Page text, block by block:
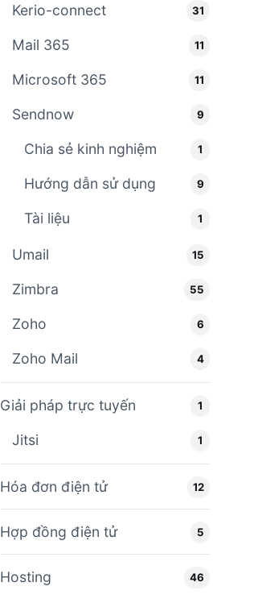
Kerio-connect 31
Mail 365 11
Microsoft 365 11
Sendnow 9
Chia sẻ kinh nghiệm 1
Hướng dẫn sử dụng 9
Tài liệu 1
Umail 15
Zimbra 55
Zoho 6
Zoho Mail 4
Giải pháp trực tuyến 1
Jitsi 1
Hóa đơn điện tử 12
Hợp đồng điện tử 5
Hosting 46